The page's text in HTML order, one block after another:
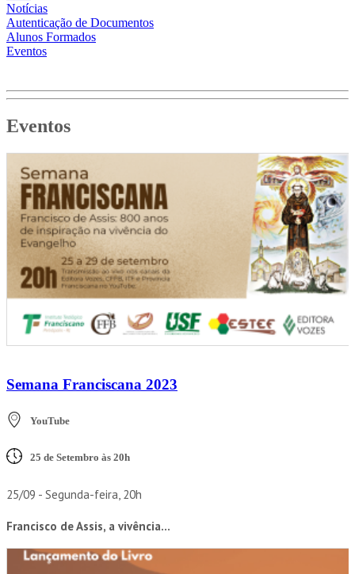
Notícias
Autenticação de Documentos
Alunos Formados
Eventos
Eventos
Semana Franciscana 2023
YouTube
25 de Setembro às 20h
25/09 - Segunda-feira, 20h
Francisco de Assis, a vivência...